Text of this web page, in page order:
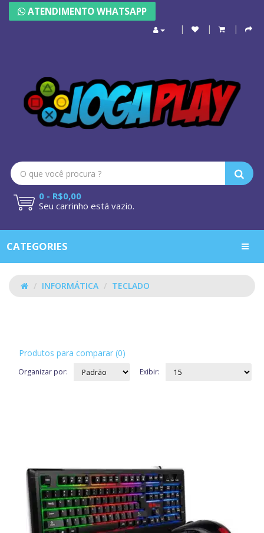
ATENDIMENTO WHATSAPP
0 - R$0,00
Seu carrinho está vazio.
CATEGORIES
INFORMÁTICA TECLADO
Produtos para comparar (0)
Organizar por: Exibir: